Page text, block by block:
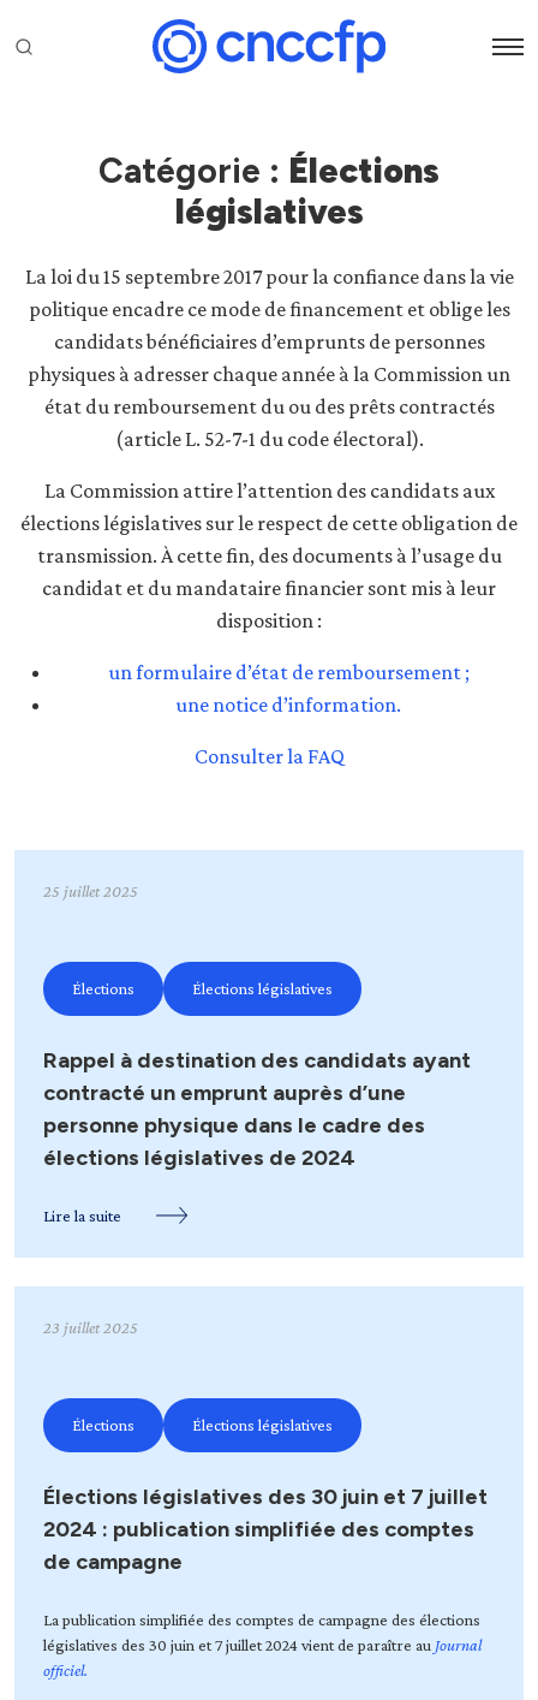
Catégorie : Élections
législatives
La loi du 15 septembre 2017 pour la confiance dans la vie
politique encadre ce mode de financement et oblige les
candidats bénéficiaires d’emprunts de personnes
physiques à adresser chaque année à la Commission un
état du remboursement du ou des prêts contractés
(article L. 52-7-1 du code électoral).
La Commission attire l’attention des candidats aux
élections législatives sur le respect de cette obligation de
transmission. À cette fin, des documents à l’usage du
candidat et du mandataire financier sont mis à leur
disposition :
un formulaire d’état de remboursement ;
une notice d’information.
Consulter la FAQ
25 juillet 2025
Élections Élections législatives
Rappel à destination des candidats ayant
contracté un emprunt auprès d’une
personne physique dans le cadre des
élections législatives de 2024
Lire la suite
23 juillet 2025
Élections Élections législatives
Élections législatives des 30 juin et 7 juillet
2024 : publication simplifiée des comptes
de campagne
La publication simplifiée des comptes de campagne des élections
législatives des 30 juin et 7 juillet 2024 vient de paraître au Journal
officiel.